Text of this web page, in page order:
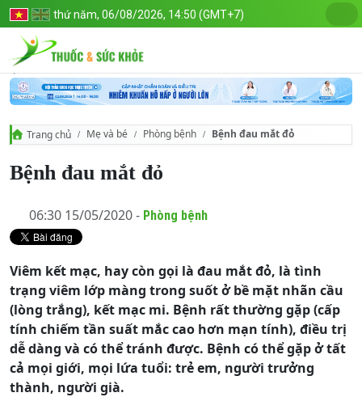
thứ năm, 06/08/2026, 14:50 (GMT+7)
Trang chủ Mẹ và bé Phòng bệnh Bệnh đau mắt đỏ
Bệnh đau mắt đỏ
06:30 15/05/2020 - Phòng bệnh
Viêm kết mạc, hay còn gọi là đau mắt đỏ, là tình
trạng viêm lớp màng trong suốt ở bề mặt nhãn cầu
(lòng trắng), kết mạc mi. Bệnh rất thường gặp (cấp
tính chiếm tần suất mắc cao hơn mạn tính), điều trị
dễ dàng và có thể tránh được. Bệnh có thể gặp ở tất
cả mọi giới, mọi lứa tuổi: trẻ em, người trưởng
thành, người già.